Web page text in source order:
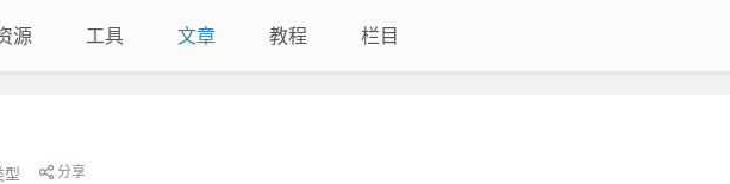
源 工具 文章 教程 栏目
型 分享